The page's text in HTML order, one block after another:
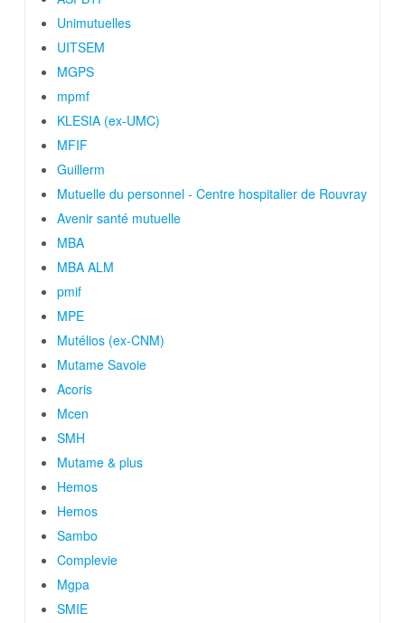
Unimutuelles
UITSEM
MGPS
mpmf
KLESIA (ex-UMC)
MFIF
Guillerm
Mutuelle du personnel - Centre hospitalier de Rouvray
Avenir santé mutuelle
MBA
MBA ALM
pmif
MPE
Mutélios (ex-CNM)
Mutame Savoie
Acoris
Mcen
SMH
Mutame & plus
Hemos
Hemos
Sambo
Complevie
Mgpa
SMIE